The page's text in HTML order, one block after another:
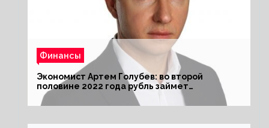
Финансы
Экономист Артем Голубев: во второй
половине 2022 года рубль займет
комфортный курс